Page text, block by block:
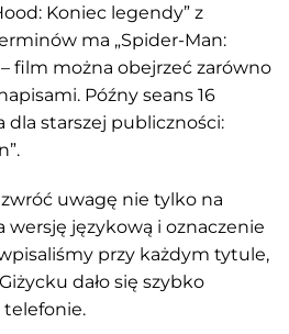
Koniec legendy” z
ma „Spider-Man:
film można obejrzeć zarówno
Późny seans 16
dla starszej publiczności:
uwagę nie tylko na
wersję językową i oznaczenie
przy każdym tytule,
dało się szybko
telefonie.